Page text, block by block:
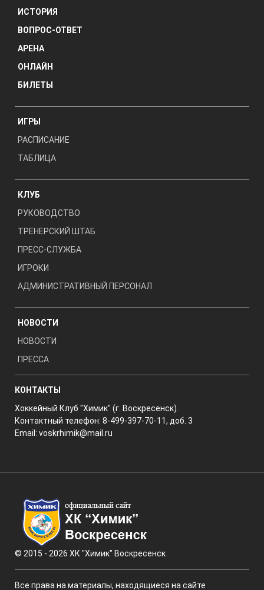
ИСТОРИЯ
ВОПРОС-ОТВЕТ
АРЕНА
ОНЛАЙН
БИЛЕТЫ
ИГРЫ
РАСПИСАНИЕ
ТАБЛИЦА
КЛУБ
РУКОВОДСТВО
ТРЕНЕРСКИЙ ШТАБ
ПРЕСС-СЛУЖБА
ИГРОКИ
АДМИНИСТРАТИВНЫЙ ПЕРСОНАЛ
НОВОСТИ
НОВОСТИ
ПРЕССА
КОНТАКТЫ
Хоккейный Клуб "Химик" (г. Воскресенск).
Контактный телефон: 8-499-397-70-11, доб. 3
Email: voskrhimik@mail.ru
© 2015 - 2026 ХК "Химик" Воскресенск
Все права на материалы, находящиеся на сайте